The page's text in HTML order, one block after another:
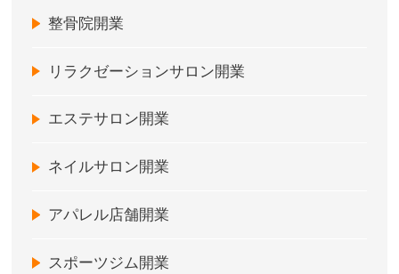
整骨院開業
リラクゼーションサロン開業
エステサロン開業
ネイルサロン開業
アパレル店舗開業
スポーツジム開業